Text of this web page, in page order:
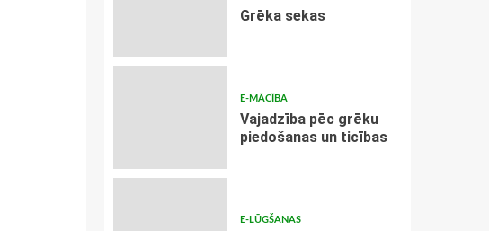
Grēka sekas
E-MĀCĪBA
Vajadzība pēc grēku
piedošanas un ticības
E-LŪGŠANAS